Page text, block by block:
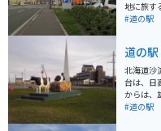
地に旅す
があります。 駅構内には、地元の新鮮な魚
また、お
ない限定グ
場合は、
は、日本
も点在し
#道の駅
道の
北海道沙
台は、日
からは、
大な景色は訪
#道の駅